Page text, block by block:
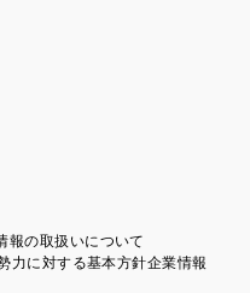
報の取扱いについて
力に対する基本方針企業情報